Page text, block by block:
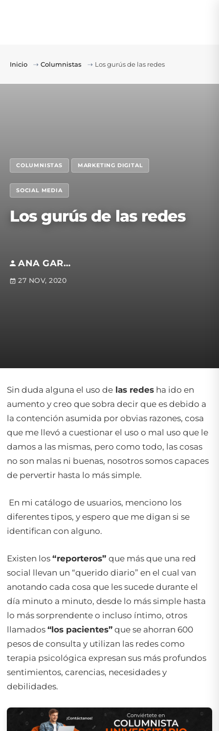
Inicio ⇢ Columnistas ⇢ Los gurús de las redes
COLUMNISTAS MARKETING DIGITAL
SOCIAL MEDIA
Los gurús de las redes
ANA GARDUNO
27 NOV, 2020
Sin duda alguna el uso de las redes ha ido en
aumento y creo que sobra decir que es debido a
la contención asumida por obvias razones, cosa
que me llevó a cuestionar el uso o mal uso que le
damos a las mismas, pero como todo, las cosas
no son malas ni buenas, nosotros somos capaces
de pervertir hasta lo más simple.
En mi catálogo de usuarios, menciono los
diferentes tipos, y espero que me digan si se
identifican con alguno.
Existen los “reporteros” que más que una red
social llevan un “querido diario” en el cual van
anotando cada cosa que les sucede durante el
día minuto a minuto, desde lo más simple hasta
lo más sorprendente o incluso íntimo, otros
llamados “los pacientes” que se ahorran 600
pesos de consulta y utilizan las redes como
terapia psicológica expresan sus más profundos
sentimientos, carencias, necesidades y
debilidades.